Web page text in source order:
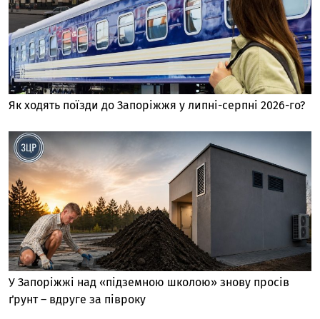
Як ходять поїзди до Запоріжжя у липні-серпні 2026-го?
У Запоріжжі над «підземною школою» знову просів
ґрунт – вдруге за півроку